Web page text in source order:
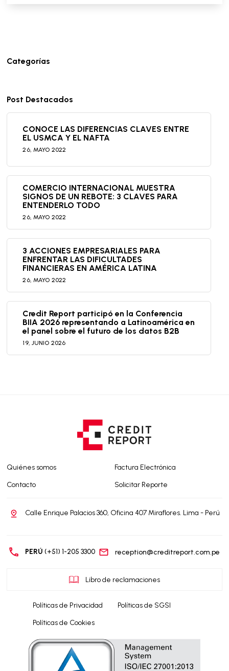
Categorías
Post Destacados
CONOCE LAS DIFERENCIAS CLAVES ENTRE
EL USMCA Y EL NAFTA
26, MAYO 2022
COMERCIO INTERNACIONAL MUESTRA
SIGNOS DE UN REBOTE: 3 CLAVES PARA
ENTENDERLO TODO
26, MAYO 2022
3 ACCIONES EMPRESARIALES PARA
ENFRENTAR LAS DIFICULTADES
FINANCIERAS EN AMÉRICA LATINA
26, MAYO 2022
Credit Report participó en la Conferencia
BIIA 2026 representando a Latinoamérica en
el panel sobre el futuro de los datos B2B
19, JUNIO 2026
Calle Enrique Palacios 360, Oficina 407 Miraflores. Lima - Perú
PERÚ (+51) 1-205 3300 reception@creditreport.com.pe
Libro de reclamaciones
Quiénes somos
Factura Electrónica
Contacto
Solicitar Reporte
Políticas de Privacidad
Políticas de SGSI
Políticas de Cookies